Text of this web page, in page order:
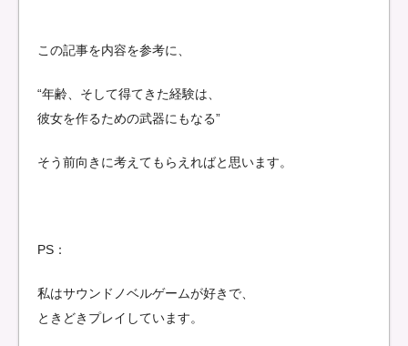
この記事を内容を参考に、
“年齢、そして得てきた経験は、
彼女を作るための武器にもなる”
そう前向きに考えてもらえればと思います。
PS：
私はサウンドノベルゲームが好きで、
ときどきプレイしています。